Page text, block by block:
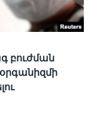
բուժման